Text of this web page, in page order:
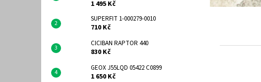
1 495 Kč
SUPERFIT 1-000279-0010
710 Kč
CICIBAN RAPTOR 440
830 Kč
GEOX J55LQD 05422 C0899
1 650 Kč